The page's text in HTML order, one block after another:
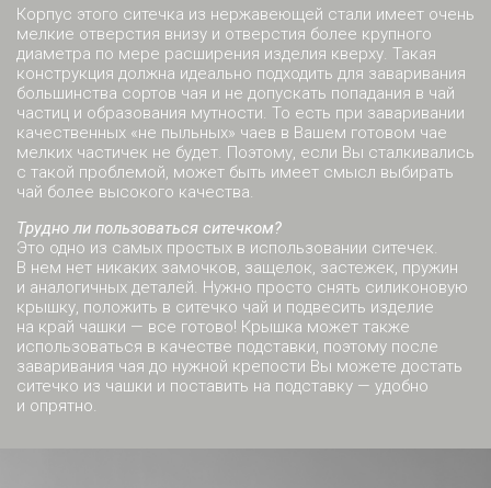
Корпус этого ситечка из нержавеющей стали имеет очень
мелкие отверстия внизу и отверстия более крупного
диаметра по мере расширения изделия кверху. Такая
конструкция должна идеально подходить для заваривания
большинства сортов чая и не допускать попадания в чай
частиц и образования мутности. То есть при заваривании
качественных «не пыльных» чаев в Вашем готовом чае
мелких частичек не будет. Поэтому, если Вы сталкивались
с такой проблемой, может быть имеет смысл выбирать
чай более высокого качества.
Трудно ли пользоваться ситечком?
Это одно из самых простых в использовании ситечек.
В нем нет никаких замочков, защелок, застежек, пружин
и аналогичных деталей. Нужно просто снять силиконовую
крышку, положить в ситечко чай и подвесить изделие
на край чашки — все готово! Крышка может также
использоваться в качестве подставки, поэтому после
заваривания чая до нужной крепости Вы можете достать
ситечко из чашки и поставить на подставку — удобно
и опрятно.